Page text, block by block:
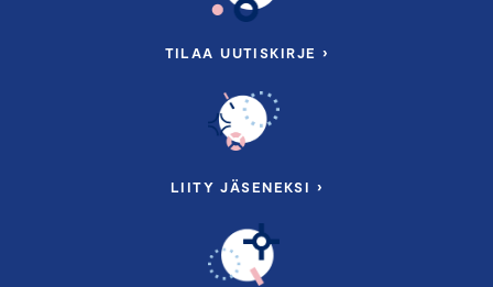
TILAA UUTISKIRJE ›
LIITY JÄSENEKSI ›